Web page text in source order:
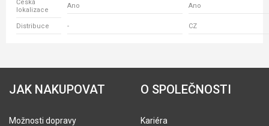
Česká
lokalizace
Ano Ano
Distribuce - CZ
JAK NAKUPOVAT
Možnosti dopravy
O SPOLEČNOSTI
Kariéra